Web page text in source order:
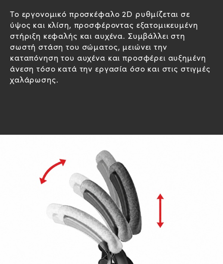
Το εργονομικό προσκέφαλο 2D ρυθμίζεται σε
ύψος και κλίση, προσφέροντας εξατομικευμένη
στήριξη κεφαλής και αυχένα. Συμβάλλει στη
σωστή στάση του σώματος, μειώνει την
καταπόνηση του αυχένα και προσφέρει αυξημένη
άνεση τόσο κατά την εργασία όσο και στις στιγμές
χαλάρωσης.